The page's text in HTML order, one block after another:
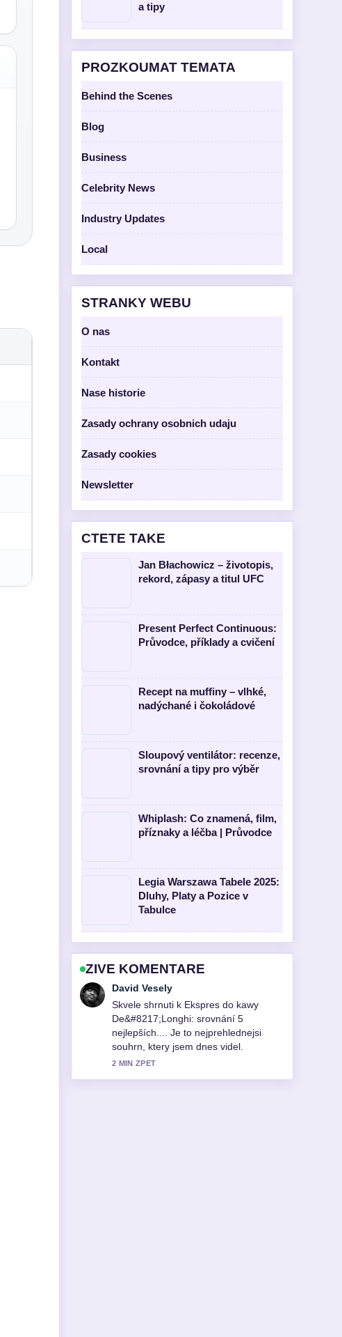
a tipy
PROZKOUMAT TEMATA
Behind the Scenes
Blog
Business
Celebrity News
Industry Updates
Local
STRANKY WEBU
O nas
Kontakt
Nase historie
Zasady ochrany osobnich udaju
Zasady cookies
Newsletter
CTETE TAKE
Jan Błachowicz – životopis,
rekord, zápasy a titul UFC
Present Perfect Continuous:
Průvodce, příklady a cvičení
Recept na muffiny – vlhké,
nadýchané i čokoládové
Sloupový ventilátor: recenze,
srovnání a tipy pro výběr
Whiplash: Co znamená, film,
příznaky a léčba | Průvodce
Legia Warszawa Tabele 2025:
Dluhy, Platy a Pozice v
Tabulce
ZIVE KOMENTARE
Anna Novakova
Sleduji Aparat słuchowy: cena,
refundacja NFZ, adaptacja i... pozorne
a ocehuji vyvazeny ton.
4 MIN ZPET